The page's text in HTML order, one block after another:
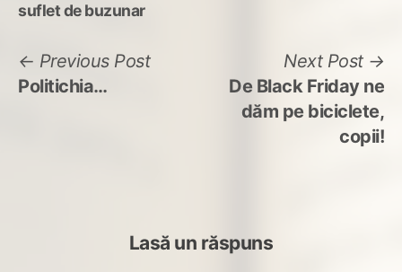
suflet de buzunar
Navigare
în
Previous PostPrevious
Politichia…
Next Post
De Black Friday ne
dăm pe biciclete,
copii!
Lasă un răspuns